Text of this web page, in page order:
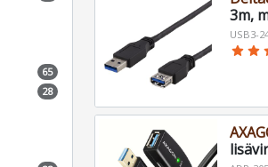
65
28
3m,
USB3-
star star